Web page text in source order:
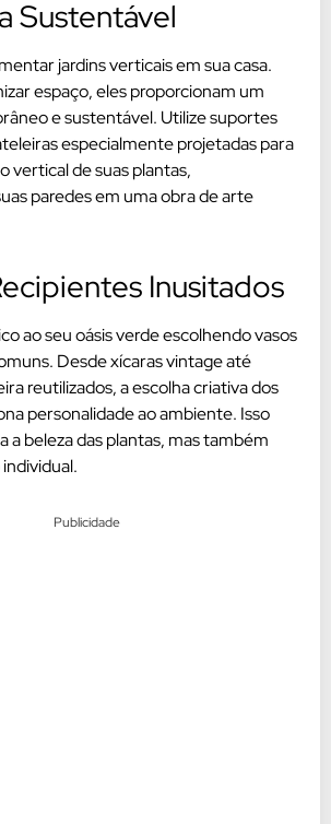
Sustentável
jardins verticais em sua casa.
espaço, eles proporcionam um
e sustentável. Utilize suportes
especialmente projetadas para
vertical de suas plantas,
paredes em uma obra de arte
Inusitados
ao seu oásis verde escolhendo vasos
Desde xícaras vintage até
reutilizados, a escolha criativa dos
personalidade ao ambiente. Isso
a beleza das plantas, mas também
Publicidade